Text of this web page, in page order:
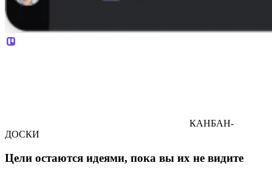
КАНБАН-
ДОСКИ
Цели остаются идеями, пока вы их не видите